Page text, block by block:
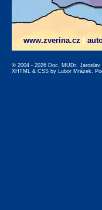
www.zverina.cz
© 2004 - 2026 Doc. MUDr. Jaroslav
XHTML & CSS by Lubor Mrázek.